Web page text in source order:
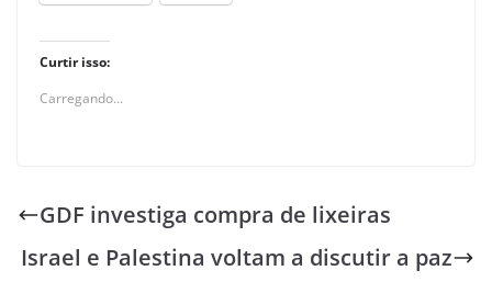
Curtir isso:
Carregando...
GDF investiga compra de lixeiras
Israel e Palestina voltam a discutir a paz